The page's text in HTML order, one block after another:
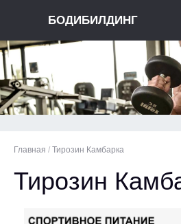
БОДИБИЛДИНГ
Главная / Тирозин Камбарка
Тирозин